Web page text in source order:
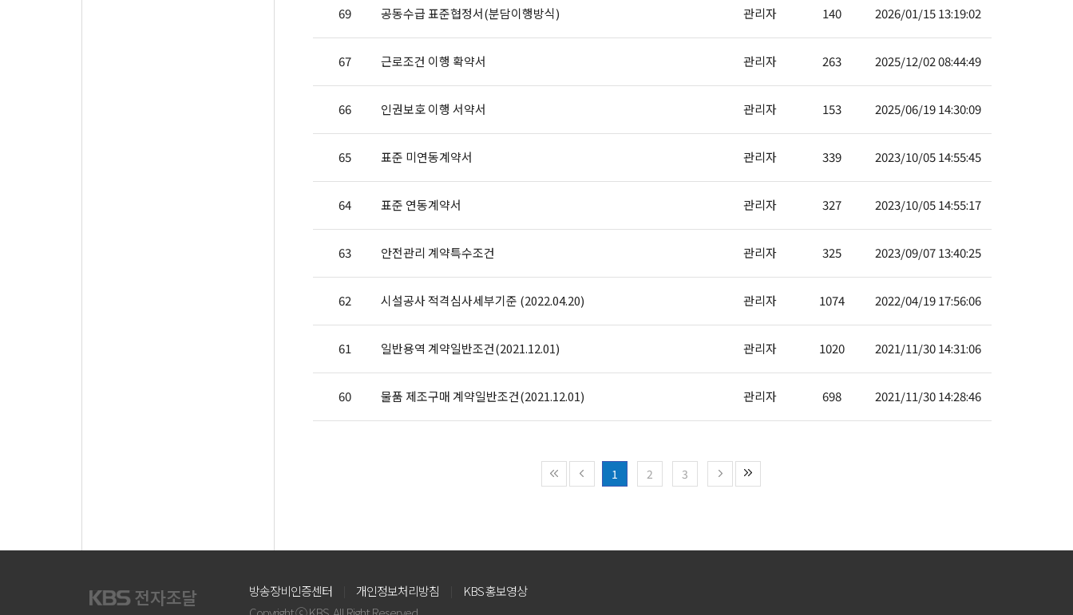
69 공동수급 표준협정서(분담이행방식) 관리자 140 2026/01/15 13:19:02
67 근로조건 이행 확약서 관리자 263 2025/12/02 08:44:49
66 인권보호 이행 서약서 관리자 153 2025/06/19 14:30:09
65 표준 미연동계약서 관리자 339 2023/10/05 14:55:45
64 표준 연동계약서 관리자 327 2023/10/05 14:55:17
63 안전관리 계약특수조건 관리자 325 2023/09/07 13:40:25
62 시설공사 적격심사세부기준 (2022.04.20) 관리자 1074 2022/04/19 17:56:06
61 일반용역 계약일반조건(2021.12.01) 관리자 1020 2021/11/30 14:31:06
60 물품 제조구매 계약일반조건(2021.12.01) 관리자 698 2021/11/30 14:28:46
1 2 3
방송장비인증센터 개인정보처리방침
KBS 홍보영상